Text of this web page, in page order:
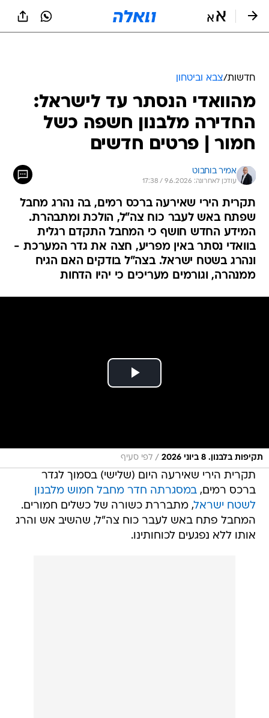
חדשות/צבא וביטחון
מהוואדי הנסתר עד לישראל:
החדירה מלבנון חשפה כשל
חמור | פרטים חדשים
אמיר בוחבוט
עודכן לאחרונה: 9.6.2026 / 17:38
תקרית הירי שאירעה ברכס רמים, בה נהרג מחבל
שפתח באש לעבר כוח צה"ל, הולכת ומתבהרת.
המידע החדש חושף כי המחבל התקדם רגלית
בוואדי נסתר באין מפריע, חצה את גדר המערכת -
ונהרג בשטח ישראל. בצה"ל בודקים האם הגיח
ממנהרה, וגורמים מעריכים כי יהיו הדחות
תקיפות בלבנון. 8 ביוני 2026 / לפי סעיף
תקרית הירי שאירעה היום (שלישי) בסמוך לגדר
ברכס רמים,במסגרתה חדר מחבל חמוש מלבנון
לשטח ישראל, מתבררת כשורה של כשלים חמורים.
המחבל פתח באש לעבר כוח צה"ל, שהשיב אש והרג
אותו ללא נפגעים לכוחותינו.